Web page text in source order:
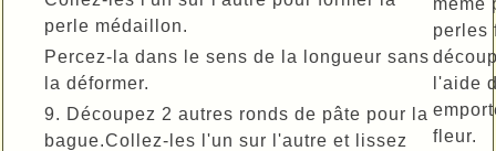
perle médaillon.
Percez-la dans le sens de la longueur sans
la déformer.
9. Découpez 2 autres ronds de pâte pour la
bague.Collez-les l'un sur l'autre et lissez
perles
l'aide
fleur.